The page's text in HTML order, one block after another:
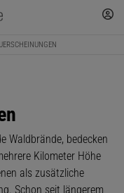
Waldbrände, bedecken
Kilometer Höhe
als zusätzliche
Schon seit längerem